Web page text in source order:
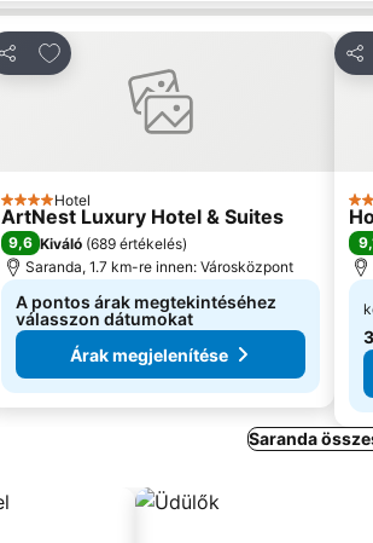
Megosztás
Hozzáadás a kedvencekhez
4 Kategória
Hotel
ArtNest Luxury Hotel & Suites
9,6 Kiváló (689 értékelés)
Saranda, 1.7 km-re innen: Városközpont
A pontos árak megtekintéséhez
válasszon dátumokat
Árak megjelenítése
3
Saranda